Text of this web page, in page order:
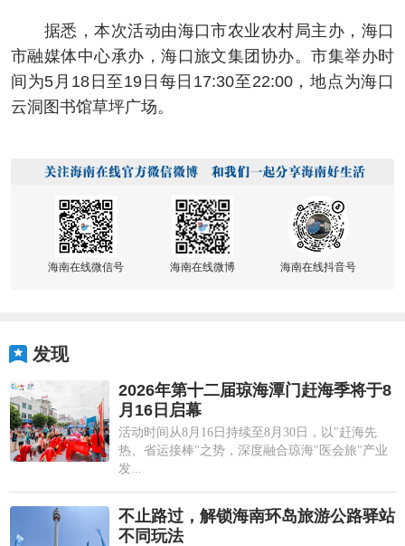
据悉，本次活动由海口市农业农村局主办，海口
市融媒体中心承办，海口旅文集团协办。市集举办时
间为5月18日至19日每日17:30至22:00，地点为海口
云洞图书馆草坪广场。
海南在线微信号 海南在线微博 海南在线抖音号
发现
2026年第十二届琼海潭门赶海季将于8
月16日启幕
活动时间从8月16日持续至8月30日，以"赶海先
热、省运接棒"之势，深度融合琼海"医会旅"产业
发...
不止路过，解锁海南环岛旅游公路驿站
不同玩法